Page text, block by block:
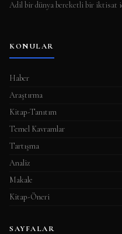
Adil bir dünya bereketli bir iktisat
KONULAR
Haber
Araştırma
Kitap-Tanıtım
Temel Kavramlar
Tartışma
Analiz
Makale
Kitap-Öneri
SAYFALAR